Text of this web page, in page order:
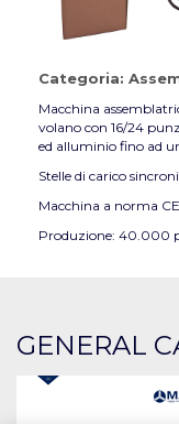
Categoria:
Macchina
volano con 16/24
ed alluminio fino ad
Stelle di carico
Macchina a norma CE.
Produzione: 40.000
GENERAL